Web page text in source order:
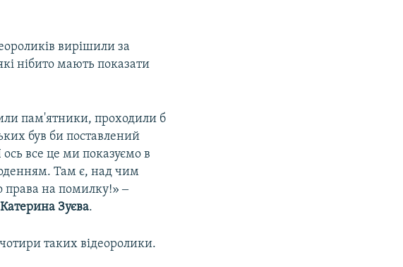
вирішили за
нібито мають показати
пам'ятники, проходили б
був би поставлений
все це ми показуємо в
Там є, над чим
права на помилку!» ‒
Катерина Зуєва.
таких відеоролики.